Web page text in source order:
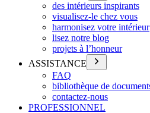
des intérieurs inspirants
visualisez-le chez vous
harmonisez votre intérieur
lisez notre blog
projets à l’honneur
ASSISTANCE
FAQ
bibliothèque de
contactez-nous
PROFESSIONNEL